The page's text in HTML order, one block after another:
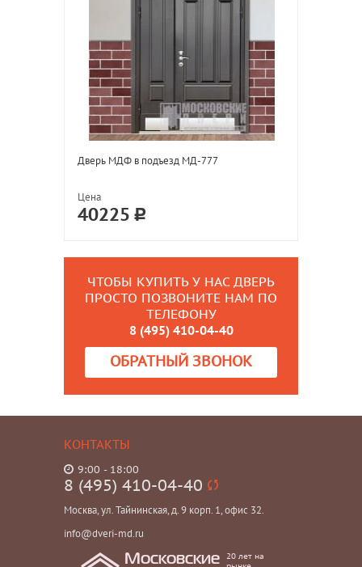
Дверь МДФ в подъезд МД-777
Цена
40225
ЧТОБЫ КУПИТЬ У НАС ДВЕРЬ
ПРОСТО ПОЗВОНИТЕ НАМ ПО
ТЕЛЕФОНУ
8 (495) 410-04-40
ОБРАТНЫЙ ЗВОНОК
КОНТАКТЫ
9:00 - 18:00
8 (495) 410-04-40
Москва, ул. Тайнинская, д. 9 корп. 1, офис 32.
info@dveri-md.ru
Московские
20 лет на